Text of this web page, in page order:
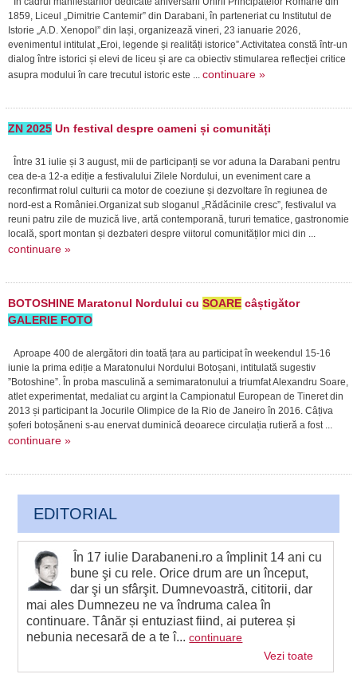
1859, Liceul „Dimitrie Cantemir” din Darabani, în parteneriat cu Institutul de
Istorie „A.D. Xenopol” din Iași, organizează vineri, 23 ianuarie 2026,
evenimentul intitulat „Eroi, legende și realități istorice”.Activitatea constă într-un
dialog între istorici și elevi de liceu și are ca obiectiv stimularea reflecției critice
asupra modului în care trecutul istoric este ... continuare »
ZN 2025Un festival despre oameni și comunități
Între 31 iulie și 3 august, mii de participanți se vor aduna la Darabani pentru
cea de-a 12-a ediție a festivalului Zilele Nordului, un eveniment care a
reconfirmat rolul culturii ca motor de coeziune și dezvoltare în regiunea de
nord-est a României.Organizat sub sloganul „Rădăcinile cresc”, festivalul va
reuni patru zile de muzică live, artă contemporană, tururi tematice, gastronomie
locală, sport montan și dezbateri despre viitorul comunităților mici din ...
continuare »
BOTOSHINE Maratonul Nordului cu SOAREcâștigător
GALERIE FOTO
Aproape 400 de alergători din toată țara au participat în weekendul 15-16
iunie la prima ediție a Maratonului Nordului Botoșani, intitulată sugestiv
”Botoshine”. În proba masculină a semimaratonului a triumfat Alexandru Soare,
atlet experimentat, medaliat cu argint la Campionatul European de Tineret din
2013 și participant la Jocurile Olimpice de la Rio de Janeiro în 2016. Câțiva
șoferi botoșăneni s-au enervat duminică deoarece circulația rutieră a fost ...
continuare »
EDITORIAL
În 17 iulie Darabaneni.ro a împlinit 14 ani cu
bune şi cu rele. Orice drum are un început,
dar şi un sfârşit. Dumnevoastră, cititorii, dar
mai ales Dumnezeu ne va îndruma calea în
continuare. Tânăr și entuziast fiind, ai puterea și
nebunia necesară de a te î...continuare
Vezi toate